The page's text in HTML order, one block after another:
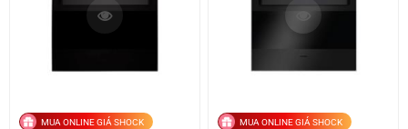
MUA ONLINE GIÁ SHOCK MUA ONLINE GIÁ SHOCK